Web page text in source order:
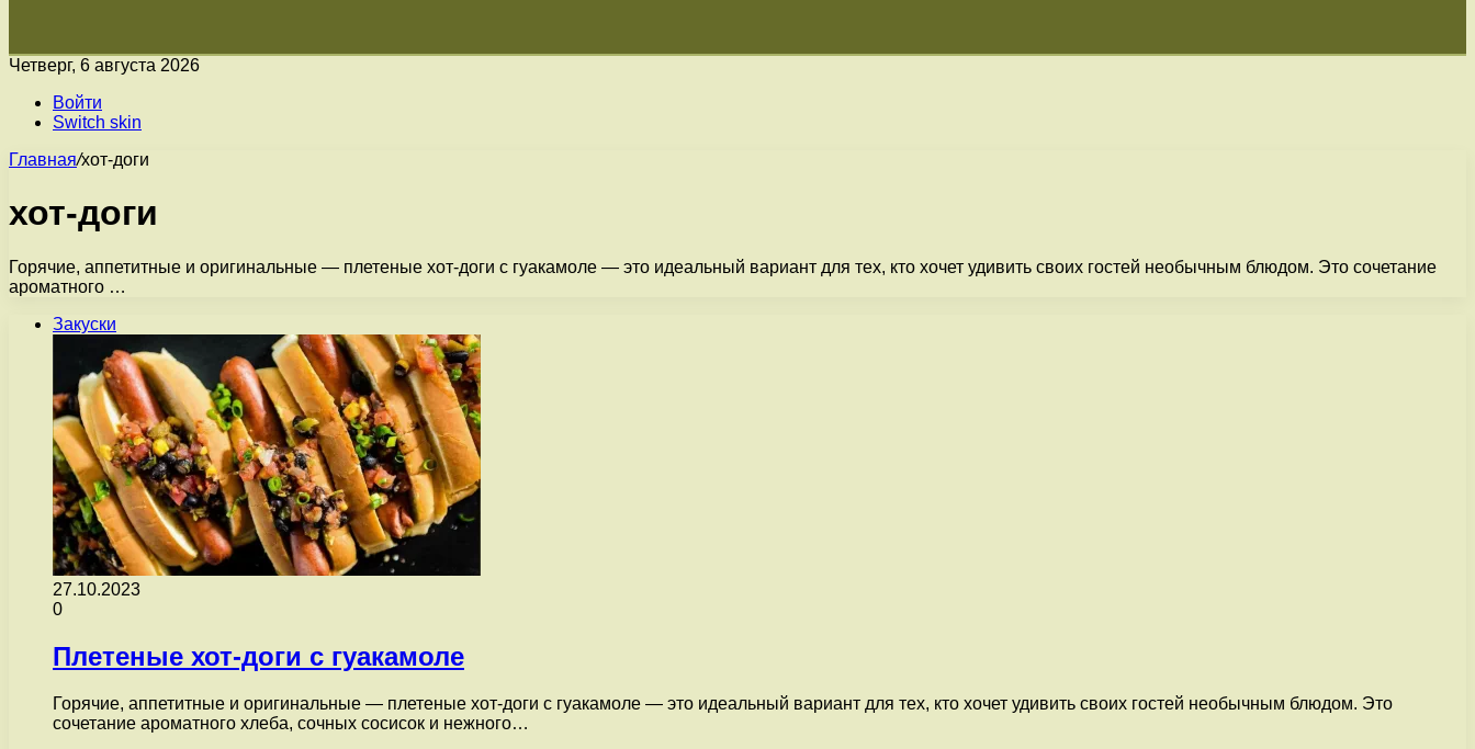
Четверг, 6 августа 2026
Войти
Switch skin
Главная/хот-доги
хот-доги
Горячие, аппетитные и оригинальные — плетеные хот-доги с гуакамоле — это идеальный вариант для тех, кто хочет удивить своих гостей необычным блюдом. Это сочетание
ароматного …
Закуски
27.10.2023
0
Плетеные хот-доги с гуакамоле
Горячие, аппетитные и оригинальные — плетеные хот-доги с гуакамоле — это идеальный вариант для тех, кто хочет удивить своих гостей необычным блюдом. Это
сочетание ароматного хлеба, сочных сосисок и нежного…